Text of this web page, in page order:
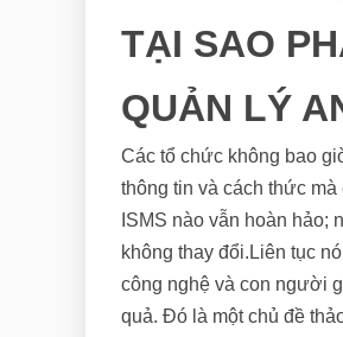
TẠI SAO
QUẢN LÝ
Các tổ chức không bao
thông tin và cách thức
ISMS nào vẫn hoàn hảo;
không thay đổi.Liên tục
công nghệ và con người
quả. Đó là một chủ đề